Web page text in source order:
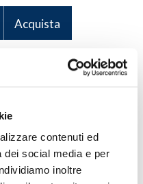
contenuti ed
dei social media e per
inoltre
Acquista
lavorativi